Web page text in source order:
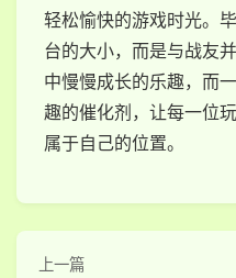
轻松愉快的游戏时光。
台的大小，而是与战友
中慢慢成长的乐趣，而
趣的催化剂，让每一位
属于自己的位置。
上一篇